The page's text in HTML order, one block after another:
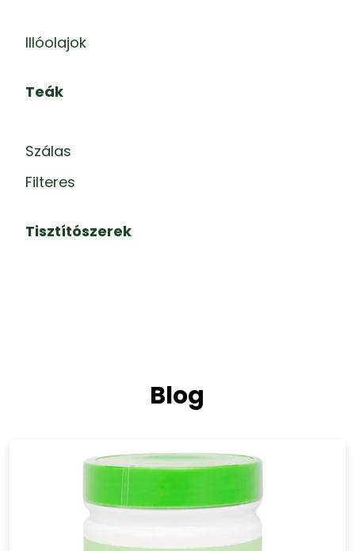
Illóolajok
Teák
Szálas
Filteres
Tisztítószerek
Blog